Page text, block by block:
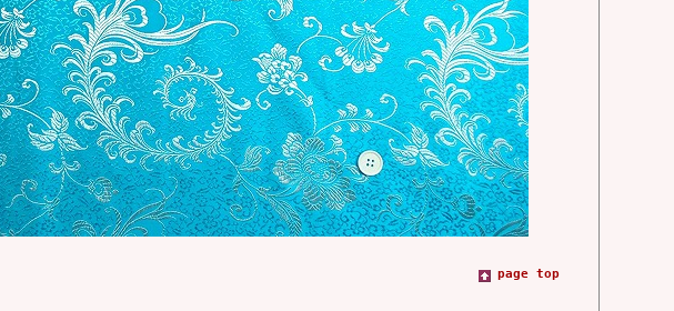
page top